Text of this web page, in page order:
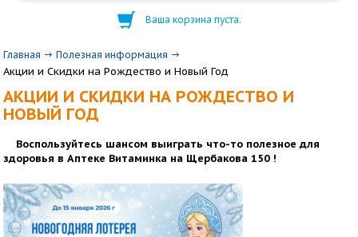
Ваша корзина пуста.
Главная Полезная информация
Акции и Скидки на Рождество и Новый Год
АКЦИИ И СКИДКИ НА РОЖДЕСТВО И
НОВЫЙ ГОД
Воспользуйтесь шансом выиграть что-то полезное для
здоровья в Аптеке Витаминка на Щербакова 150 !